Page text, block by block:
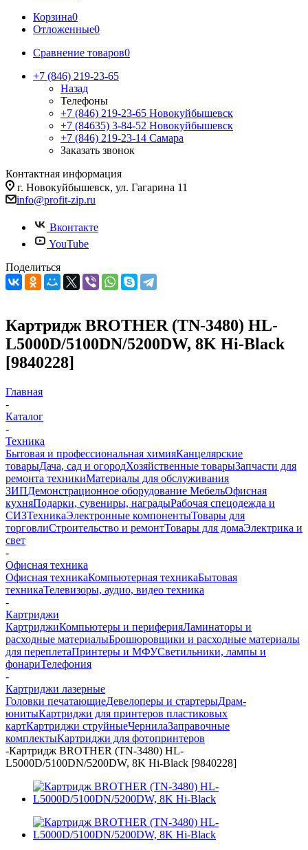
Корзина0
Отложенные0
Сравнение товаров0
+7 (846) 219-23-65
Назад
Телефоны
+7 (846) 219-23-65 Новокуйбышевск
+7 (84635) 3-84-52 Новокуйбышевск
+7 (846) 219-23-14 Самара
Заказать звонок
Контактная информация
г. Новокуйбышевск, ул. Гагарина 11
info@profit-zip.ru
Вконтакте
YouTube
Поделиться
Картридж BROTHER (TN-3480) HL-
L5000D/5100DN/5200DW, 8K Hi-Black
[9840228]
Главная
-
Каталог
-
Техника
Бытовая и профессиональная химияКанцелярские
товарыДача, сад и огородХозяйственные товарыЗапчасти для
ремонта техникиМатериалы для обслуживания
ЗИПДемонстрационное оборудование МебельОфисная
кухняПодарки, сувениры, наградыРабочая спецодежда и
СИЗТехникаЭлектронные компонентыТовары для
торговлиСтроительство и ремонтТовары для домаЭлектрика и
свет
-
Офисная техника
Офисная техникаКомпьютерная техникаБытовая
техникаТелевизоры, аудио, видео техника
-
Картриджи
КартриджиКомпьютеры и периферияЛаминаторы и
расходные материалыБрошюровщики и расходные материалы
для переплетаПринтеры и МФУСветильники, лампы и
фонариТелефония
-
Картриджи лазерные
Головки печатающиеДевелоперы и стартерыДрам-
юнитыКартриджи для принтеров пластиковых
картКартриджи струйныеЧернилаЗаправочные
комплектыКартриджи для фотопринтеров
-Картридж BROTHER (TN-3480) HL-
L5000D/5100DN/5200DW, 8K Hi-Black [9840228]